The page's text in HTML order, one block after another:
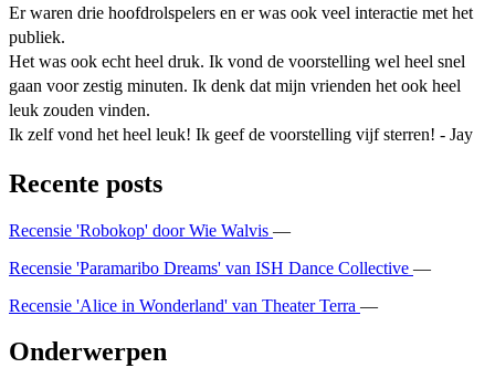
Er waren drie hoofdrolspelers en er was ook veel interactie met het
publiek.
Het was ook echt heel druk. Ik vond de voorstelling wel heel snel
gaan voor zestig minuten. Ik denk dat mijn vrienden het ook heel
leuk zouden vinden.
Ik zelf vond het heel leuk! Ik geef de voorstelling vijf sterren! - Jay
Recente posts
Recensie 'Robokop' door Wie Walvis —
Recensie 'Paramaribo Dreams' van ISH Dance Collective —
Recensie 'Alice in Wonderland' van Theater Terra —
Onderwerpen